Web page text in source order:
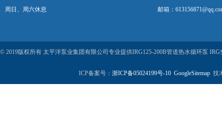
周日、周六休息 邮箱：
© 2019版权所有 太平洋泵业集团有限公司专业提供IRG125-200B管道热水循环泵
ICP备案号： 浙ICP备05024199号-10 GoogleSitemap技